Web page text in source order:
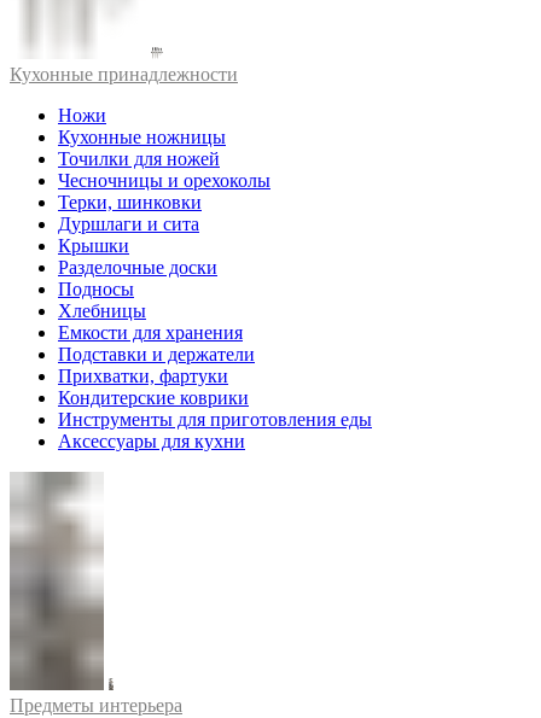
Кухонные принадлежности
Ножи
Кухонные ножницы
Точилки для ножей
Чесночницы и орехоколы
Терки, шинковки
Дуршлаги и сита
Крышки
Разделочные доски
Подносы
Хлебницы
Емкости для хранения
Подставки и держатели
Прихватки, фартуки
Кондитерские коврики
Инструменты для приготовления еды
Аксессуары для кухни
Предметы интерьера